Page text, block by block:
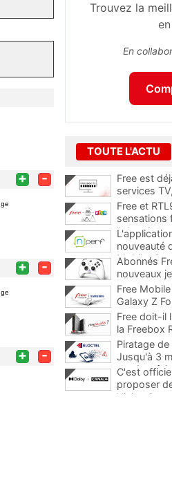
+ -
+ -
+ -
Trouvez la
En
TOUTE L'ACTU
Free est
services
encore au
Free et
sensations
l'obtenir
nouveauté
Mobile,
Abonnés
nouveaux
Free
Galaxy Z
promos et
Free doit-il
la Freebox
Piratage
Jusqu'à 3
auraient
C'est
proposer
Vision 2